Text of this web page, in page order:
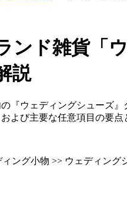
ンド雑貨「
説
『ウェディングシューズ
よび主要な任意項目の要点
ング小物 >> ウェディング